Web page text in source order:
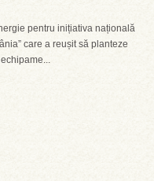
pentru inițiativa națională
care a reușit să planteze